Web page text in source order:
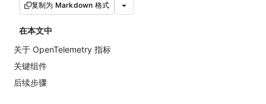
复制为 Markdown 格式
在本文中
关于 OpenTelemetry 指标
关键组件
后续步骤